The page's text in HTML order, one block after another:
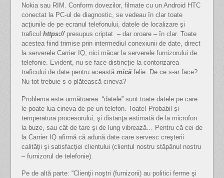
Nokia sau RIM. Conform dovezilor, filmate cu un Android HTC
conectat la PC-ul de diagnostic, se vedeau în clar toate
acţiunile de pe ecranul telefonului, datele de localizare şi
traficul https://presupus criptat – dar oroare – în clar. Toate
acestea fiind trimise prin intermediul conexiunii de date, direct
la serverele Carrier IQ, nici măcar la serverele furnizorului de
telefonie. Evident, nu se face distincție la contorizarea
traficului de date pentru această micăfelie. De ce s-ar face?
Nu tot trebuie s-o plătească cineva?
Problema este următoarea: “datele” sunt toate datele pe care
le poate lua cineva de pe un telefon. Toate! Probabil şi
temperatura procesorului, şi distanţa estimată de la microfon
la buze, sau cât de tare şi de lung vibrează… Pentru că cei de
la Carrier IQ afirmă că adună date care servesc creşterii
calităţii şi satisfacţiei clientului (clientul nostru stăpânul nostru
– furnizorul de telefonie).
Pe de altă parte: “Clienţii noştri (furnizorii) au politici ferme şi